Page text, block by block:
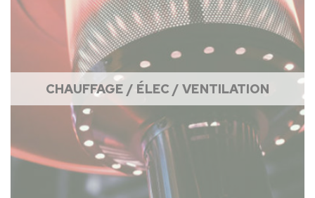
CHAUFFAGE / ÉLEC / VENTILATION